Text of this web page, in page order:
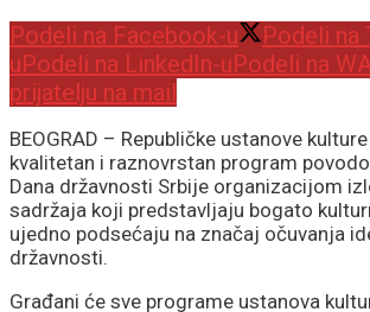
Podeli na Facebook-u
Podeli na
uPodeli na LinkedIn-uPodeli na
prijatelju na mail
BEOGRAD – Republičke ustanove
kvalitetan i raznovrstan program
Dana državnosti Srbije organizacijom
sadržaja koji predstavljaju bogato
ujedno podsećaju na značaj očuvanja
državnosti.
Građani će sve programe ustanova